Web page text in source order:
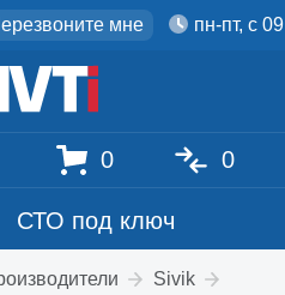
мне пн-пт, с
СТО под ключ
0 0
Sivik